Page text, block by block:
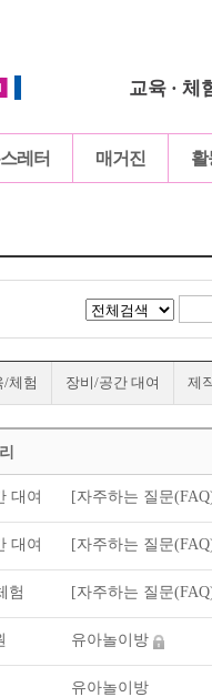
교육 · 체
레터 매거진 활
/체험 장비/공간 대여 제
대여 [자주하는 질문
대여 [자주하는 질문
험 [자주하는 질문
유아놀이방
유아놀이방